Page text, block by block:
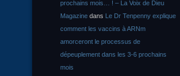
prochains mois… ! – La Voix de Dieu
Magazine dans Le Dr Tenpenny explique
comment les vaccins à ARNm
amorceront le processus de
dépeuplement dans les 3-6 prochains
mois